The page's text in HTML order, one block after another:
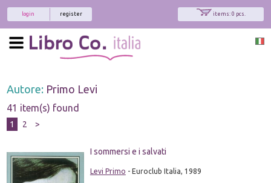
items: 0 pcs.
register
login
Autore: Primo Levi
41 item(s) found
1 2 >
I sommersi e i salvati
Levi Primo - Euroclub Italia, 1989